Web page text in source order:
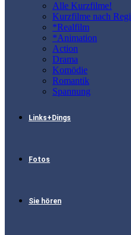
Alle Kurzfilme!
Kurzfilme nach
*Realfilm
*Animation
Action
Drama
Komödie
Romantik
Spannung
Links+Dings
Fotos
Sie hören